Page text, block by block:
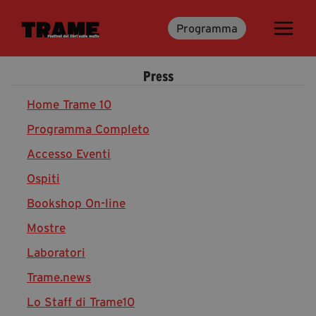
Programma
Trame.15
Libri | Trame.15
Media & Press
News & Kit
Accrediti Stampa | Trame.15
Cartella Stampa
Rassegna Stampa
Partecipa
Press
Home Trame 10
Programma Completo
Accesso Eventi
Ospiti
Bookshop On-line
Mostre
Laboratori
Trame.news
Lo Staff di Trame10